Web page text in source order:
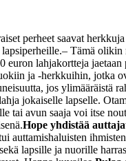
perheet saavat
– Tämä olikin
euron lahjakortteja
ja -herkkuihin, jotka
jos ylimääräistä
jokaiselle lapselle.
tai avun saaja voi itse
Hope yhdistää
auttamishaluisten
lapsille ja nuorille